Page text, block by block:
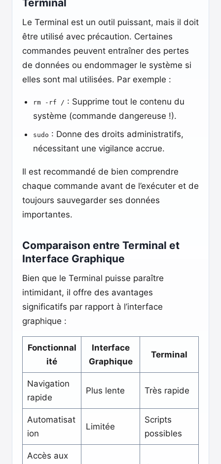
Terminal
Le Terminal est un outil puissant, mais il doit
être utilisé avec précaution. Certaines
commandes peuvent entraîner des pertes
de données ou endommager le système si
elles sont mal utilisées. Par exemple :
rm -rf / : Supprime tout le contenu du
système (commande dangereuse !).
sudo : Donne des droits administratifs,
nécessitant une vigilance accrue.
Il est recommandé de bien comprendre
chaque commande avant de l’exécuter et de
toujours sauvegarder ses données
importantes.
Comparaison entre Terminal et
Interface Graphique
Bien que le Terminal puisse paraître
intimidant, il offre des avantages
significatifs par rapport à l’interface
graphique :
Fonctionnal
ité
Interface
Graphique
Terminal
Navigation
rapide
Plus lente Très rapide
Automatisat
ion
Limitée
Scripts
possibles
Accès aux